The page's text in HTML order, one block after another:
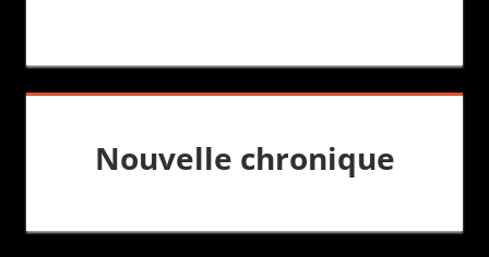
Nouvelle chronique